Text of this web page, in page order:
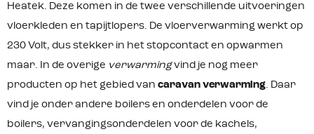
oververhittings beveiliging Bij gebrek
aan zuurstof zal de kachel zich
transportdop en hevelpomp
Heatek. Deze komen in de twee verschillende uitvoeringen
vloerkleden en tapijtlopers. De vloerverwarming werkt op
230 Volt, dus stekker in het stopcontact en opwarmen
maar. In de overige verwarmingvind je nog meer
producten op het gebied van caravan verwarming. Daar
vind je onder andere boilers en onderdelen voor de
boilers, vervangingsonderdelen voor de kachels,